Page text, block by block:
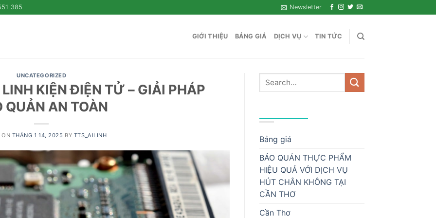
385 Newsletter
GIỚI THIỆU BẢNG GIÁ DỊCH VỤ TIN TỨC
UNCATEGORIZED
KIỆN ĐIỆN TỬ – GIẢI PHÁP
QUẢN AN TOÀN
ON THÁNG 1 14, 2025 BY TTS_AILINH
Bảng giá
BẢO QUẢN THỰC PHẨM
HIỆU QUẢ VỚI DỊCH VỤ
HÚT CHÂN KHÔNG TẠI
CẦN THƠ
Cần Thơ